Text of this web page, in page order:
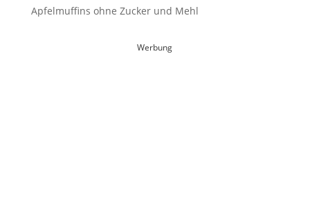
Apfelmuffins ohne Zucker und Mehl
Werbung